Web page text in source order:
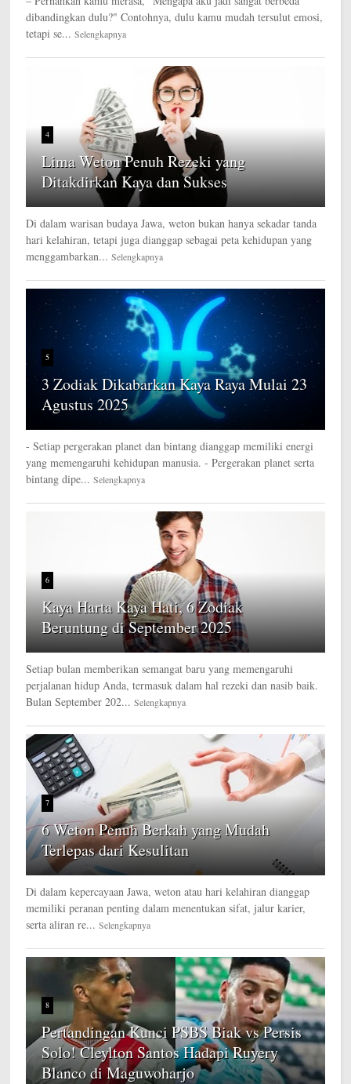
dibandingkan dulu?" Contohnya, dulu kamu mudah tersulut emosi,
tetapi se... Selengkapnya
4
Lima Weton Penuh Rezeki yang
Ditakdirkan Kaya dan Sukses
Di dalam warisan budaya Jawa, weton bukan hanya sekadar tanda
hari kelahiran, tetapi juga dianggap sebagai peta kehidupan yang
menggambarkan... Selengkapnya
5
3 Zodiak Dikabarkan Kaya Raya Mulai 23
Agustus 2025
- Setiap pergerakan planet dan bintang dianggap memiliki energi
yang memengaruhi kehidupan manusia. - Pergerakan planet serta
bintang dipe... Selengkapnya
6
Kaya Harta Kaya Hati, 6 Zodiak
Beruntung di September 2025
Setiap bulan memberikan semangat baru yang memengaruhi
perjalanan hidup Anda, termasuk dalam hal rezeki dan nasib baik.
Bulan September 202... Selengkapnya
7
6 Weton Penuh Berkah yang Mudah
Terlepas dari Kesulitan
Di dalam kepercayaan Jawa, weton atau hari kelahiran dianggap
memiliki peranan penting dalam menentukan sifat, jalur karier,
serta aliran re... Selengkapnya
8
Pertandingan Kunci PSBS Biak vs Persis
Solo! Cleylton Santos Hadapi Ruyery
Blanco di Maguwoharjo